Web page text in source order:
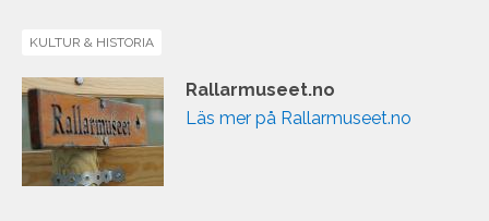
KULTUR & HISTORIA
Rallarmuseet.no
Läs mer på Rallarmuseet.no